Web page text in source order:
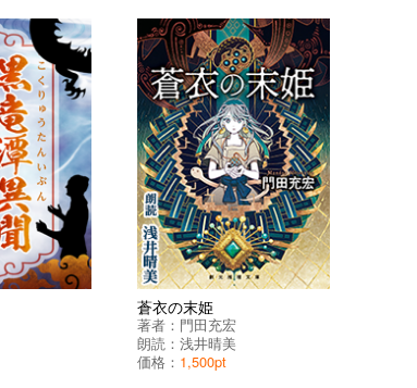
蒼衣の末姫
著者： 門田充宏
朗読：浅井晴美
価格： 1,500pt